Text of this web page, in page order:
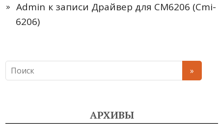
Admin к записи Драйвер для CM6206 (Cmi-
6206)
АРХИВЫ